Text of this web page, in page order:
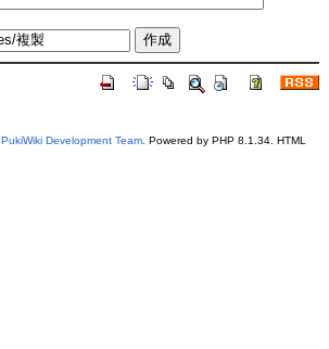
PukiWiki Development Team. Powered by PHP 8.1.34. HTML